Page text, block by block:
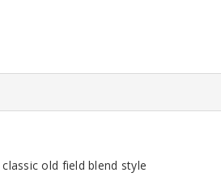
old field blend style